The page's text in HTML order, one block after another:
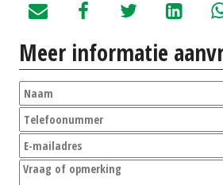
Meer informatie